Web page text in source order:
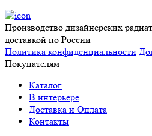
Производство дизайнерских
доставкой по России
Политика конфиденциальности
Покупателям
Каталог
В интерьере
Доставка и Оплата
Контакты